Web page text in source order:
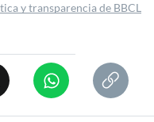
y transparencia de BBCL